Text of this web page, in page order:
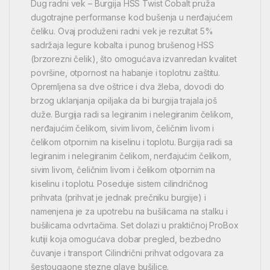
Dug radni vek – Burgija HSS Twist Cobalt pruža
dugotrajne performanse kod bušenja u nerđajućem
čeliku. Ovaj produženi radni vek je rezultat 5%
sadržaja legure kobalta i punog brušenog HSS
(brzorezni čelik), što omogućava izvanredan kvalitet
površine, otpornost na habanje i toplotnu zaštitu.
Opremljena sa dve oštrice i dva žleba, dovodi do
brzog uklanjanja opiljaka da bi burgija trajala još
duže. Burgija radi sa legiranim i nelegiranim čelikom,
nerđajućim čelikom, sivim livom, čeličnim livom i
čelikom otpornim na kiselinu i toplotu. Burgija radi sa
legiranim i nelegiranim čelikom, nerđajućim čelikom,
sivim livom, čeličnim livom i čelikom otpornim na
kiselinu i toplotu. Poseduje sistem cilindričnog
prihvata (prihvat je jednak prečniku burgije) i
namenjena je za upotrebu na bušilicama na stalku i
bušilicama odvrtačima. Set dolazi u praktičnoj ProBox
kutiji koja omogućava dobar pregled, bezbedno
čuvanje i transport Cilindrični prihvat odgovara za
šestougaone stezne glave bušilice.